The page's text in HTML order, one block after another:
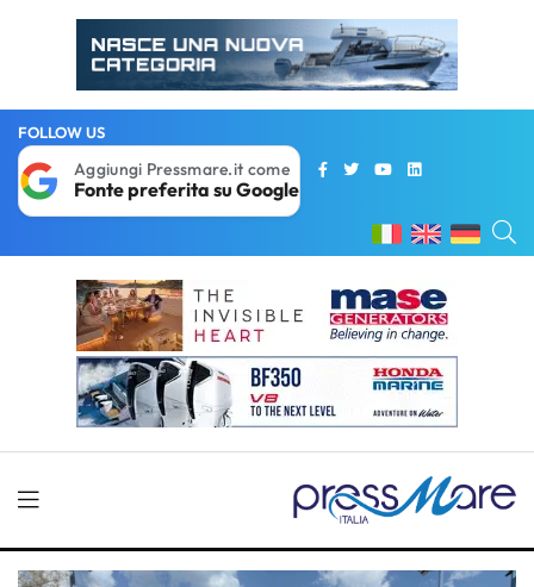
FOLLOW US
Aggiungi Pressmare.it come
Fonte preferita su Google